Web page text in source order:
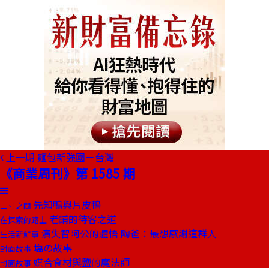
上一期 麵包新強國－台灣
《商業周刊》第 1585 期
三寸之間 先知鴨與片皮鴨
在探索的路上 老鋪的待客之道
生活新鮮事 演失智阿公的體悟 陶爸：最想感謝這群人
封面故事 塩の故事
封面故事 媒合食材與鹽的魔法師